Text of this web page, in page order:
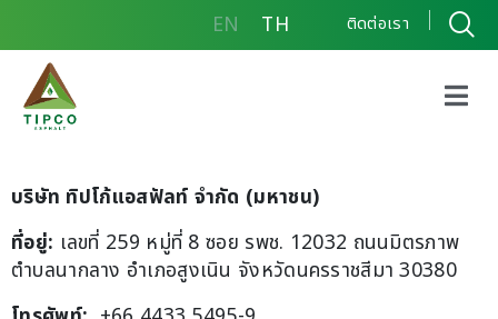
EN TH ติดต่อเรา
บริษัท ทิปโก้แอสฟัลท์ จำกัด (มหาชน)
ที่อยู่: เลขที่ 259 หมู่ที่ 8 ซอย รพช. 12032 ถนนมิตรภาพ
ตำบลนากลาง อำเภอสูงเนิน จังหวัดนครราชสีมา 30380